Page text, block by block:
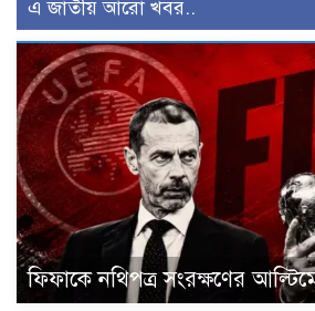
এ জাতীয় আরো খবর..
ফিফাকে নথিপত্র সংরক্ষণের